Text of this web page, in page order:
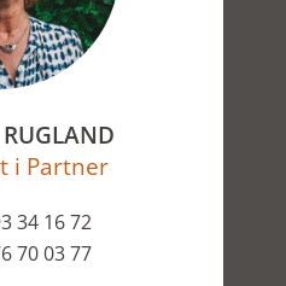
i Partner
34 16 72
70 03 77